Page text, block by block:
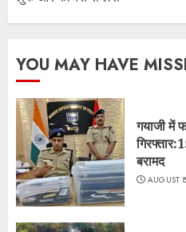
YOU MAY HAVE
गयाजी में
बरामद
AUGUST